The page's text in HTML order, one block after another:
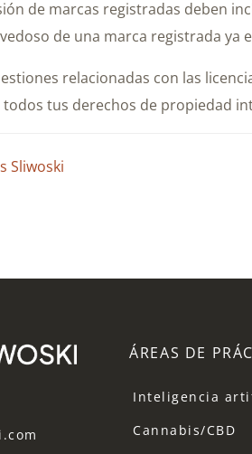
de marcas registradas deben
de una marca registrada ya
relacionadas con las
tus derechos de propiedad
Sliwoski
ÁREAS DE
Inteligencia
Cannabis/CBD